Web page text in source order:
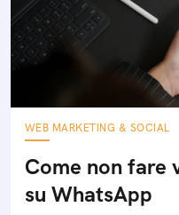
WEB MARKETING & SOCIAL
Come non fare
su WhatsApp